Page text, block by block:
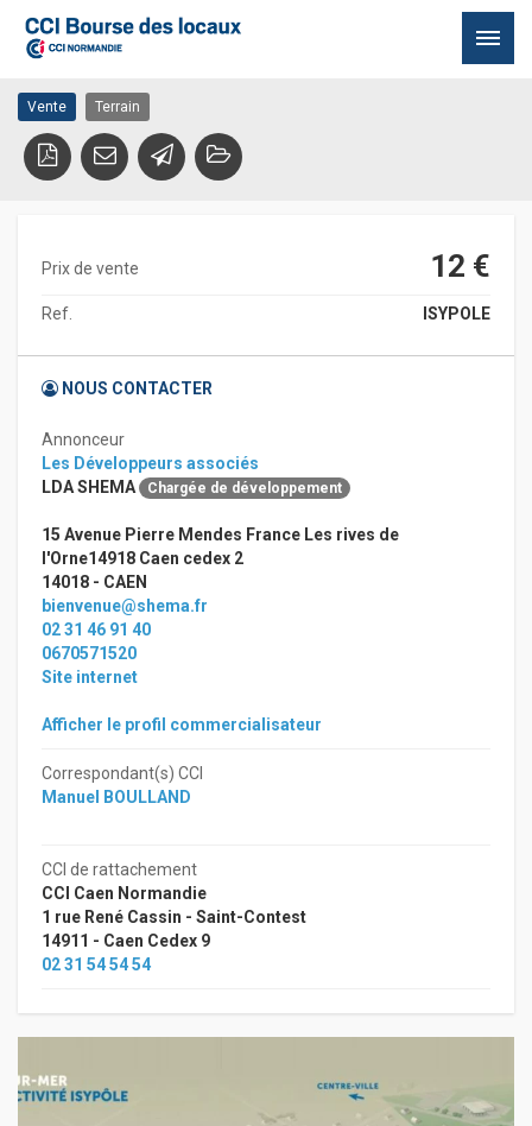
contenu
ISIGNY SUR MER
14230 ISIGNY SUR MER
Vente Terrain
Prix de vente 12 €
Ref. ISYPOLE
NOUS CONTACTER
Annonceur
Les Développeurs associés
LDA SHEMA
Chargée de développement
15 Avenue Pierre Mendes France Les rives de
l'Orne14918 Caen cedex 2
14018 - CAEN
bienvenue@shema.fr
02 31 46 91 40
0670571520
Site internet
Afficher le profil commercialisateur
Correspondant(s) CCI
Manuel BOULLAND
CCI de rattachement
CCI Caen Normandie
1 rue René Cassin - Saint-Contest
14911 - Caen Cedex 9
02 31 54 54 54